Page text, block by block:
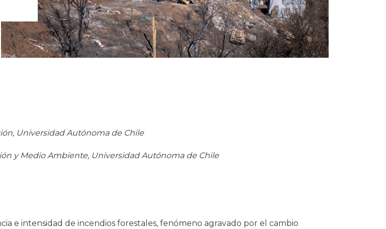
Universidad Autónoma de Chile
y Medio Ambiente, Universidad Autónoma de Chile
e intensidad de incendios forestales, fenómeno agravado por el cambio